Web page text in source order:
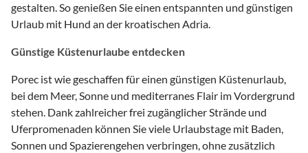
gestalten. So genießen Sie einen entspannten und günstigen
Urlaub mit Hund an der kroatischen Adria.
Günstige Küstenurlaube entdecken
Porec ist wie geschaffen für einen günstigen Küstenurlaub,
bei dem Meer, Sonne und mediterranes Flair im Vordergrund
stehen. Dank zahlreicher frei zugänglicher Strände und
Uferpromenaden können Sie viele Urlaubstage mit Baden,
Sonnen und Spazierengehen verbringen, ohne zusätzlich